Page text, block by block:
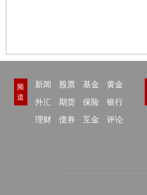
频
道
新闻 股票 基金
黄金
外汇
期货 保险
银行
理财
债券 互金 评论